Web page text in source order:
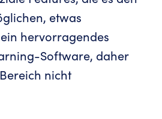
etwas
hervorragendes
Software, daher
nicht